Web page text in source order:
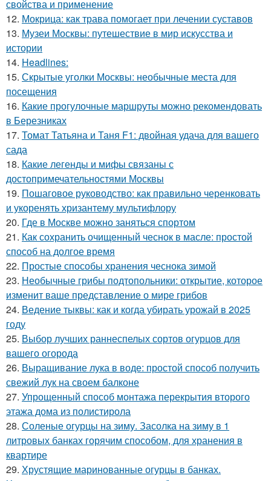
свойства и применение
12. Мокрица: как трава помогает при лечении суставов
13. Музеи Москвы: путешествие в мир искусства и
истории
14. Headlines:
15. Скрытые уголки Москвы: необычные места для
посещения
16. Какие прогулочные маршруты можно рекомендовать
в Березниках
17. Томат Татьяна и Таня F1: двойная удача для вашего
сада
18. Какие легенды и мифы связаны с
достопримечательностями Москвы
19. Пошаговое руководство: как правильно черенковать
и укоренять хризантему мультифлору
20. Где в Москве можно заняться спортом
21. Как сохранить очищенный чеснок в масле: простой
способ на долгое время
22. Простые способы хранения чеснока зимой
23. Необычные грибы подтопольники: открытие, которое
изменит ваше представление о мире грибов
24. Ведение тыквы: как и когда убирать урожай в 2025
году
25. Выбор лучших раннеспелых сортов огурцов для
вашего огорода
26. Выращивание лука в воде: простой способ получить
свежий лук на своем балконе
27. Упрощенный способ монтажа перекрытия второго
этажа дома из полистирола
28. Соленые огурцы на зиму. Засолка на зиму в 1
литровых банках горячим способом, для хранения в
квартире
29. Хрустящие маринованные огурцы в банках.